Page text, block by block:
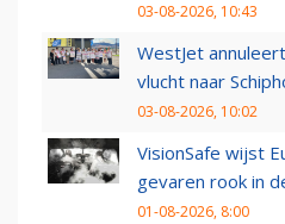
03-08-2026, 10:43
WestJet
vlucht naar
03-08-2026, 10:02
VisionSafe wijst
gevaren rook in
01-08-2026, 8:00